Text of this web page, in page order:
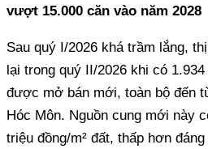
vượt 15.000 căn vào năm 2028
Sau quý I/2026 khá trầm lắng,
lại trong quý II/2026 khi có
được mở bán mới, toàn bộ đến
Hóc Môn. Nguồn cung mới này
triệu đồng/m² đất, thấp hơn